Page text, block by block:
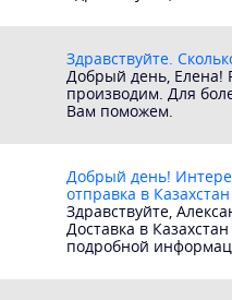
Здравствуйте.
Добрый день, Елена!
производим. Для
Вам поможем.
Добрый день!
отправка в
Здравствуйте,
Доставка в
подробной